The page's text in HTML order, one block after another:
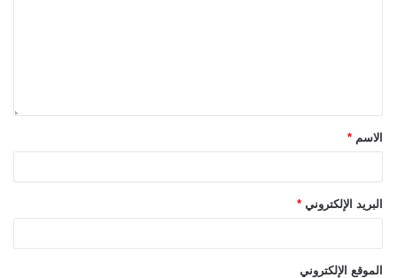
الاسم *
البريد الإلكتروني *
الموقع الإلكتروني